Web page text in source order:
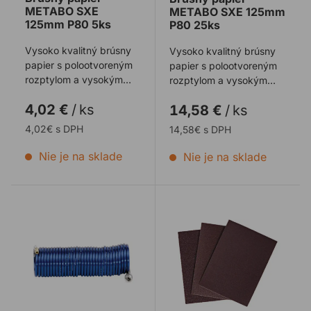
METABO SXE
125mm P80 5ks
Vysoko kvalitný brúsny
papier s polootvoreným
rozptylom a vysokým
homogénny výsl ...
4,02 € / ks
4,02€ s DPH
Nie je na sklade
METABO SXE 125mm
P80 25ks
Vysoko kvalitný brúsny
papier s polootvoreným
rozptylom a vysokým
homogénny výsl ...
14,58 € / ks
14,58€ s DPH
Nie je na sklade